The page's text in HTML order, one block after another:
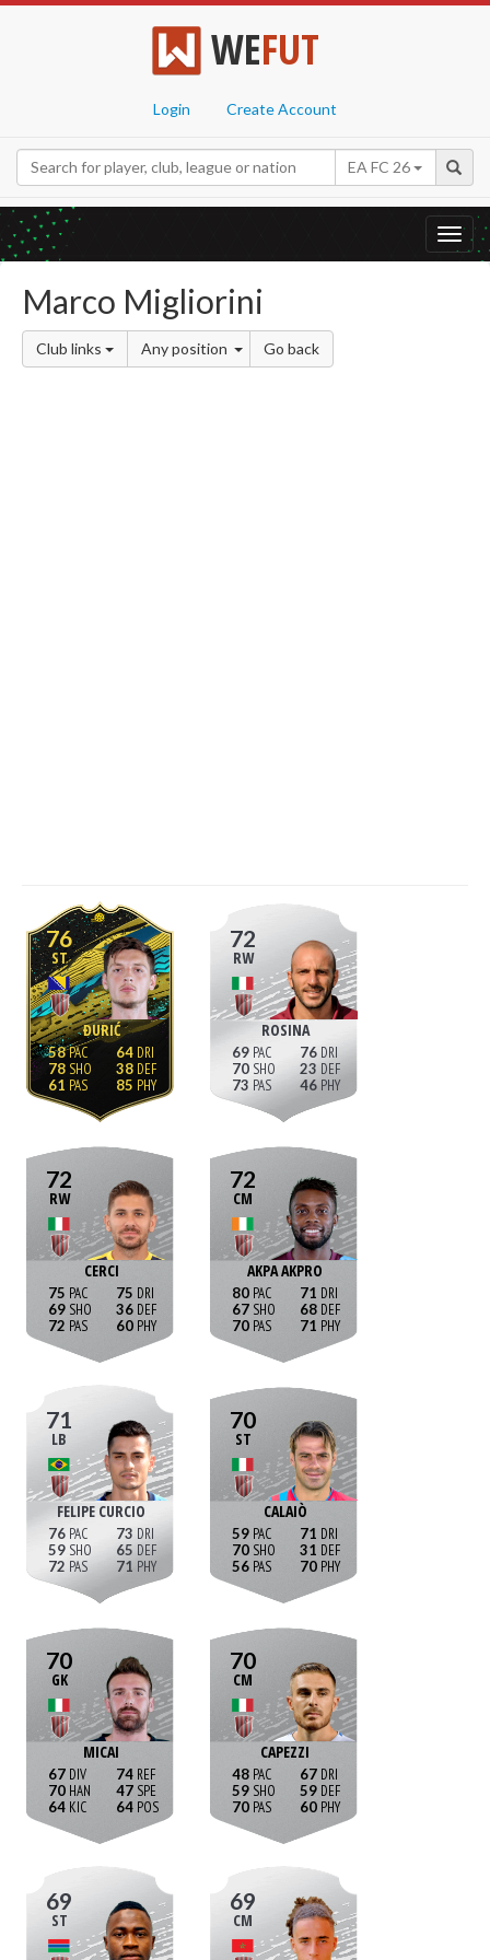
WEFUT
Login Create Account
EA FC 26
Marco Migliorini
Club links Any position Go back
76
ST
ĐURIĆ
58
78
61
64
38
85
72
RW
ROSINA
69
70
73
76
23
46
72
RW
CERCI
75
69
72
75
36
60
72
CM
AKPA AKPRO
80
67
70
71
68
71
71
LB
FELIPE CURCIO
76
59
72
73
65
71
70
ST
CALAIÒ
59
70
56
71
31
70
70
GK
MICAI
67
70
64
74
47
64
70
CM
CAPEZZI
48
59
70
67
59
60
69
ST
69
CM